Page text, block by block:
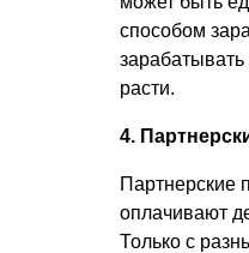
способом
зарабатывать
расти.
4.
Партнерские
оплачивают
Только с